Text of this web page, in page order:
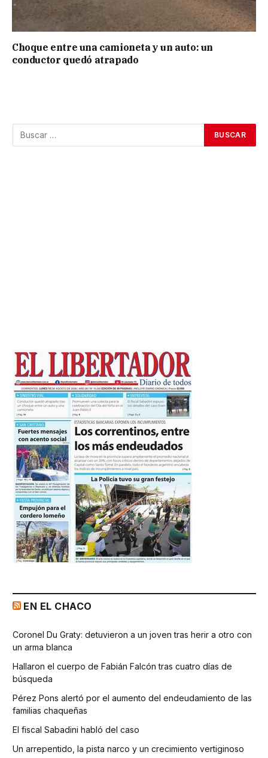
Choque entre una camioneta y un auto: un
conductor quedó atrapado
EN EL CHACO
Coronel Du Graty: detuvieron a un joven tras herir a otro con
un arma blanca
Hallaron el cuerpo de Fabián Falcón tras cuatro días de
búsqueda
Pérez Pons alertó por el aumento del endeudamiento de las
familias chaqueñas
El fiscal Sabadini habló del caso
Un arrepentido, la pista narco y un crecimiento vertiginoso